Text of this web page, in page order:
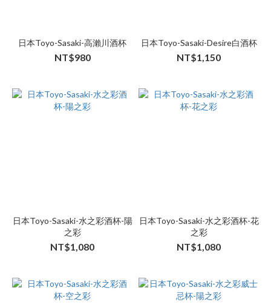
日本Toyo-Sasaki-高瀨川酒杯
NT$980
日本Toyo-Sasaki-Desire白酒杯
NT$1,150
日本Toyo-Sasaki-水之彩酒杯-陽
之彩
NT$1,080
日本Toyo-Sasaki-水之彩酒杯-花
之彩
NT$1,080